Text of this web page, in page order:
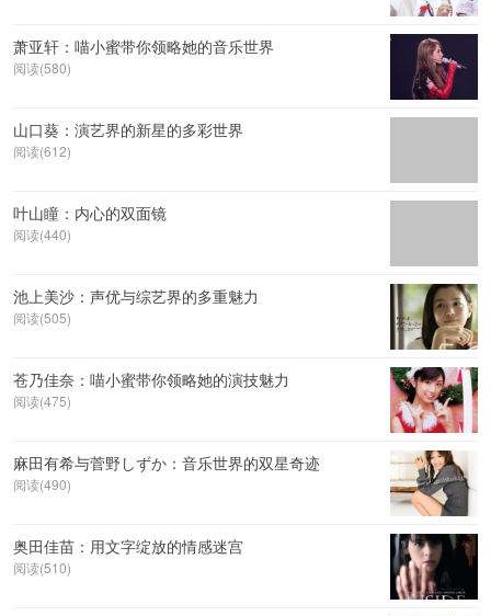
萧亚轩：喵小蜜带你领略她的音乐世界
阅读(580)
山口葵：演艺界的新星的多彩世界
阅读(612)
叶山瞳：内心的双面镜
阅读(440)
池上美沙：声优与综艺界的多重魅力
阅读(505)
苍乃佳奈：喵小蜜带你领略她的演技魅力
阅读(475)
麻田有希与菅野しずか：音乐世界的双星奇迹
阅读(490)
奥田佳苗：用文字绽放的情感迷宫
阅读(510)